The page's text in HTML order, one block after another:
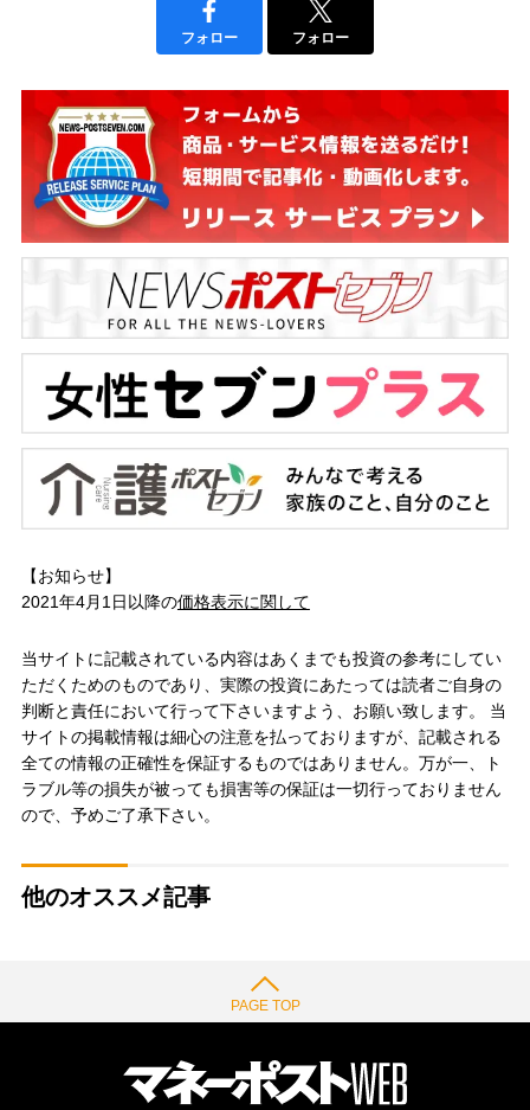
フォロー フォロー
【お知らせ】
2021年4月1日以降の価格表示に関して
当サイトに記載されている内容はあくまでも投資の参考にしてい
ただくためのものであり、実際の投資にあたっては読者ご自身の
判断と責任において行って下さいますよう、お願い致します。 当
サイトの掲載情報は細心の注意を払っておりますが、記載される
全ての情報の正確性を保証するものではありません。万が一、ト
ラブル等の損失が被っても損害等の保証は一切行っておりません
ので、予めご了承下さい。
他のオススメ記事
PAGE TOP